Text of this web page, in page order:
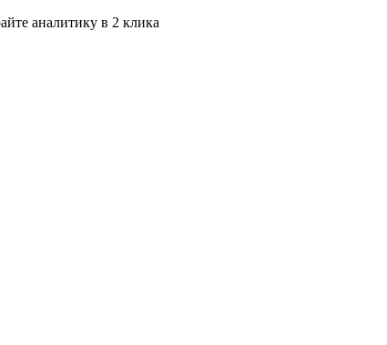
аналитику в 2 клика